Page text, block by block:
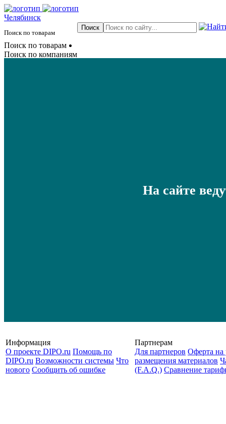
Челябинск
Поиск по товарам
Поиск по товарам
Поиск по компаниям
На сайте
Информация
О проекте DIPO.ru Помощь по
DIPO.ru Возможности системы Что
нового Сообщить об ошибке
Партнерам
Для партнеров Оферта на
размещения материалов
(F.A.Q.) Cравнение